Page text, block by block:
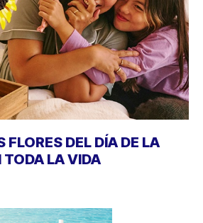
FLORES DEL DÍA DE LA
TODA LA VIDA